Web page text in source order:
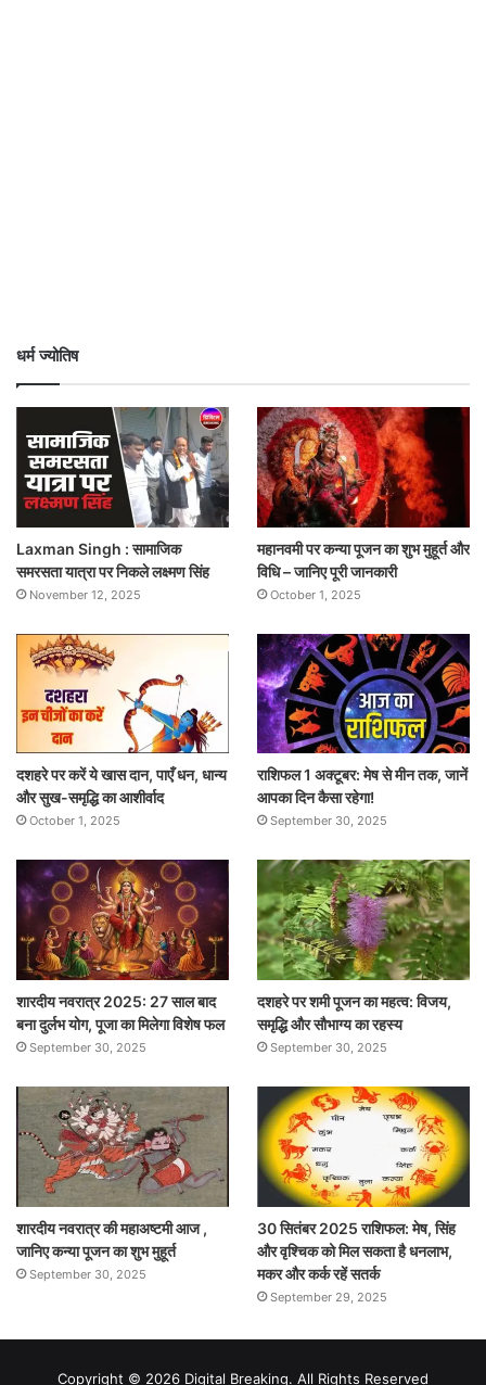
धर्म ज्योतिष
Laxman Singh : सामाजिक
समरसता यात्रा पर निकले लक्ष्मण सिंह
November 12, 2025
महानवमी पर कन्या पूजन का शुभ मुहूर्त और
विधि – जानिए पूरी जानकारी
October 1, 2025
दशहरे पर करें ये खास दान, पाएँ धन, धान्य
और सुख-समृद्धि का आशीर्वाद
October 1, 2025
राशिफल 1 अक्टूबर: मेष से मीन तक, जानें
आपका दिन कैसा रहेगा!
September 30, 2025
शारदीय नवरात्र 2025: 27 साल बाद
बना दुर्लभ योग, पूजा का मिलेगा विशेष फल
September 30, 2025
दशहरे पर शमी पूजन का महत्व: विजय,
समृद्धि और सौभाग्य का रहस्य
September 30, 2025
शारदीय नवरात्र की महाअष्टमी आज ,
जानिए कन्या पूजन का शुभ मुहूर्त
September 30, 2025
30 सितंबर 2025 राशिफल: मेष, सिंह
और वृश्चिक को मिल सकता है धनलाभ,
मकर और कर्क रहें सतर्क
September 29, 2025
Copyright © 2026 Digital Breaking. All Rights Reserved